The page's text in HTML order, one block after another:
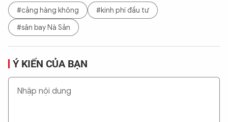
#cảng hàng không
#kinh phí đầu tư
#sân bay Nà Sản
Ý KIẾN CỦA BẠN